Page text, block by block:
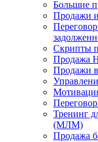
Большие
Продажи
Скрипты
Продажа
Продажи в
Тренинг
(МЛМ)
Продажа